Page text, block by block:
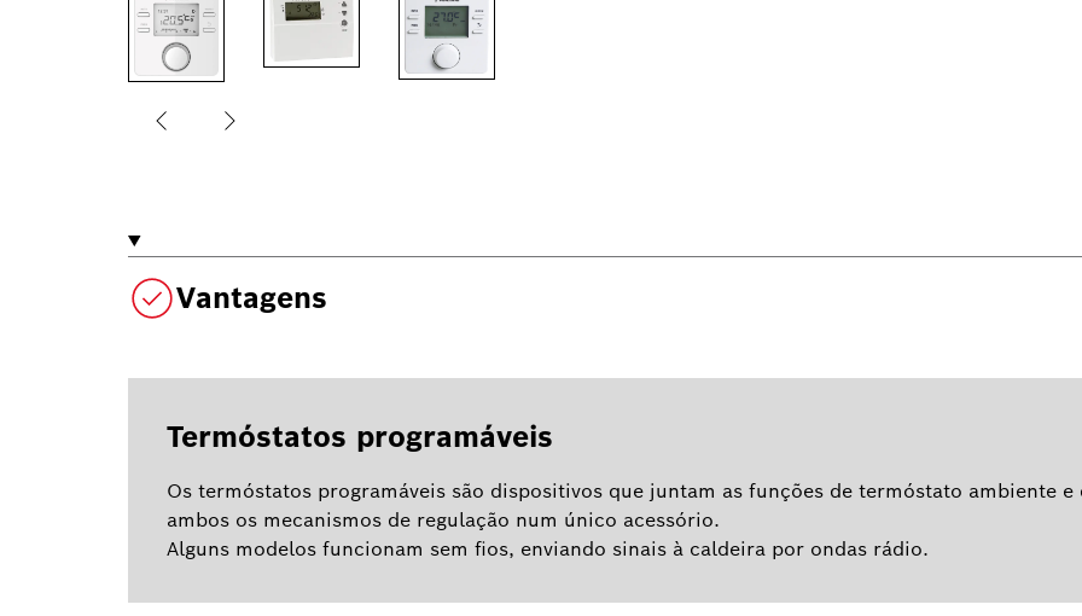
Vantagens
Termóstatos programáveis
Os termóstatos programáveis são dispositivos que juntam as funções de termóstato ambiente
ambos os mecanismos de regulação num único acessório.
Alguns modelos funcionam sem fios, enviando sinais à caldeira por ondas rádio.